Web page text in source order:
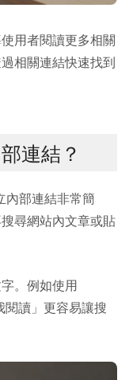
用者閱讀更多相關
相關連結快速找到
連結？
內部連結非常簡
尋網站內文章或貼
。例如使用
閱讀」更容易讓搜